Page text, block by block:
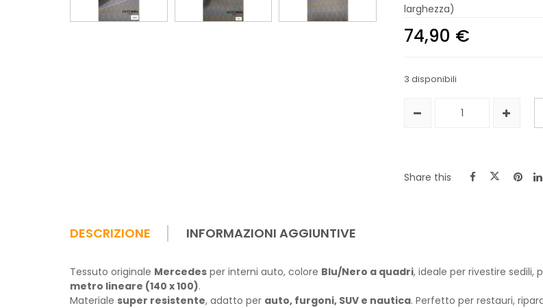
larghezza)
74,90 €
3 disponibili
Share this
DESCRIZIONE INFORMAZIONI AGGIUNTIVE
Tessuto originale Mercedes per interni auto, colore Blu/Nero a quadri, ideale per rivestire sedili,
metro lineare (140 x 100).
Materiale super resistente, adatto per auto, furgoni, SUV e nautica. Perfetto per restauri,